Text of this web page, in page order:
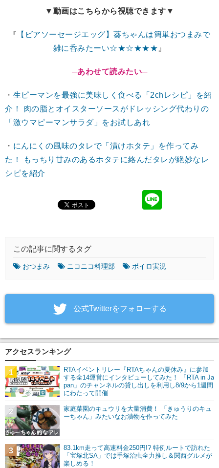
▼動画はこちらから視聴できます▼
『 【ビアソーセージエッグ】葵ちゃんは簡単おつまみで
雑に呑みたーい☆★☆★★★ 』
─あわせて読みたい─
・ 生ピーマンを最強に美味しく食べる「2chレシピ」を紹
介！ 肉の脂とオイスターソースがドレッシング代わりの
「激ウマピーマンサラダ」をお試しあれ
・ にんにくの風味のタレで「漬けホタテ」を作ってみ
た！ もっちり甘みのあるホタテに絡んだタレが絶妙なレ
シピを紹介
この記事に関するタグ
おつまみ ニコニコ料理部 ボイロ実況
‎公式Twitterをフォローする
アクセスランキング
RTAイベントリレー『RTAちゃんの夏休み』に参加
する全14運営にインタビューしてみた！ 「RTA in Ja
pan」のチャンネルの貸し出しを利用し8/9から1週間
にわたって開催
1
家庭菜園のキュウリを大量消費！ 「きゅうりのキュ
ーちゃん」みたいなお漬物を作ってみた
2
83.1km走って高速料金250円!? 特例ルートで訪れた
「宝塚北SA」では手塚治虫全力推し＆関西グルメが
楽しめる！
3